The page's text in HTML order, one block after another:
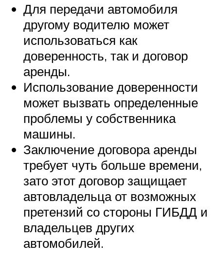
Для передачи автомобиля
другому водителю может
использоваться как
доверенность, так и договор
аренды.
Использование доверенности
может вызвать определенные
проблемы у собственника
машины.
Заключение договора аренды
требует чуть больше времени,
зато этот договор защищает
автовладельца от возможных
претензий со стороны ГИБДД и
владельцев других
автомобилей.